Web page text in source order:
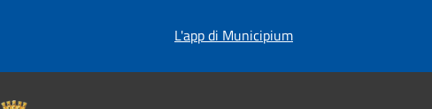
L'app di Municipium